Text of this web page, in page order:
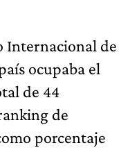
Internacional de
ocupaba el
de 44
de
porcentaje